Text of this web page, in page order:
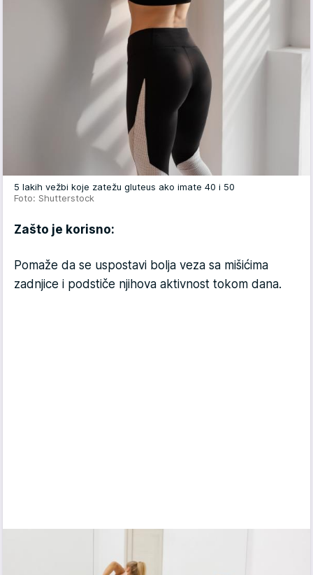
5 lakih vežbi koje zatežu gluteus ako imate 40 i 50
Foto: Shutterstock
Zašto je korisno:
Pomaže da se uspostavi bolja veza sa mišićima
zadnjice i podstiče njihova aktivnost tokom dana.